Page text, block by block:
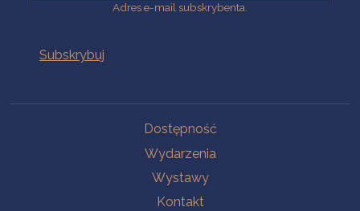
Adres e-mail subskrybenta.
Dostępność
Wydarzenia
Wystawy
Kontakt